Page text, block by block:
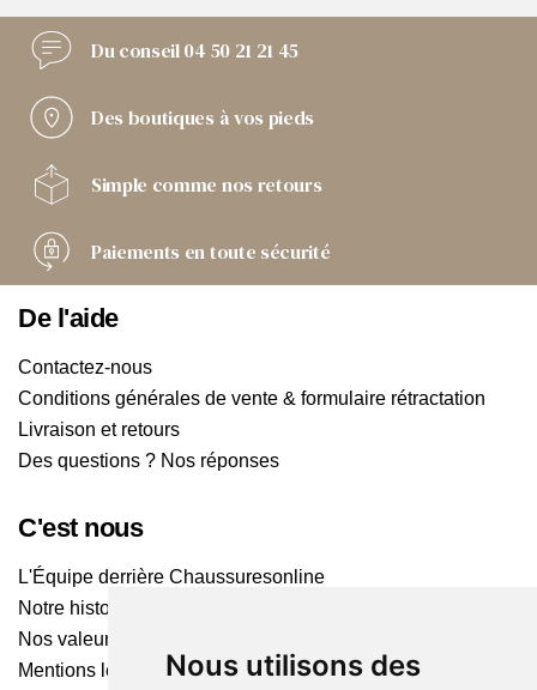
Nous utilisons des
Du conseil04 50 21 21 45
Des boutiques à vos pieds
Simple comme nos retours
Paiements en toute sécurité
De l'aide
Contactez-nous
Conditions générales de vente & formulaire rétractation
Livraison et retours
Des questions ? Nos réponses
C'est nous
L'Équipe derrière Chaussuresonline
Notre histoire
Nos valeurs
Mentions légales